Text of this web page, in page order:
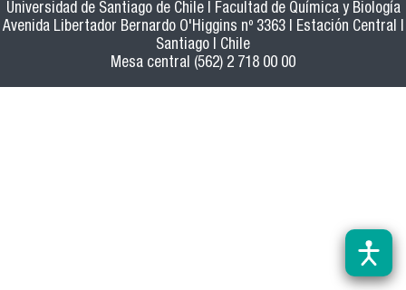
Universidad de Santiago de Chile | Facultad de Química y Biología
Avenida Libertador Bernardo O'Higgins nº 3363 | Estación Central |
Santiago | Chile
Mesa central (562) 2 718 00 00